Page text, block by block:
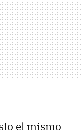
el mismo